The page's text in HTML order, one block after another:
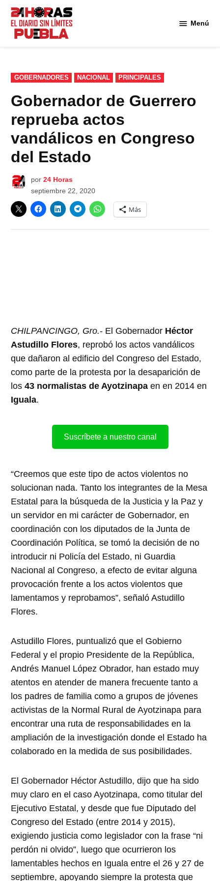
Saltar
contenido
Menú
PUBLICADO
EN
GOBERNADORES NACIONAL PRINCIPALES
Gobernador de Guerrero
reprueba actos
vandálicos en Congreso
del Estado
por 24 Horas
septiembre 22, 2020
Más
CHILPANCINGO, Gro.- El Gobernador Héctor
Astudillo Flores, reprobó los actos vandálicos
que dañaron al edificio del Congreso del Estado,
como parte de la protesta por la desaparición de
los43 normalistas de Ayotzinapa en en 2014 en
Iguala.
Suscríbete a nuestro canal
“Creemos que este tipo de actos violentos no
solucionan nada. Tanto los integrantes de la Mesa
Estatal para la búsqueda de la Justicia y la Paz y
un servidor en mi carácter de Gobernador, en
coordinación con los diputados de la Junta de
Coordinación Política, se tomó la decisión de no
introducir ni Policía del Estado, ni Guardia
Nacional al Congreso, a efecto de evitar alguna
provocación frente a los actos violentos que
lamentamos y reprobamos”, señaló Astudillo
Flores.
Astudillo Flores, puntualizó que el Gobierno
Federal y el propio Presidente de la República,
Andrés Manuel López Obrador, han estado muy
atentos en atender de manera frecuente tanto a
los padres de familia como a grupos de jóvenes
activistas de la Normal Rural de Ayotzinapa para
encontrar una ruta de responsabilidades en la
ampliación de la investigación donde el Estado ha
colaborado en la medida de sus posibilidades.
El Gobernador Héctor Astudillo, dijo que ha sido
muy claro en el caso Ayotzinapa, como titular del
Ejecutivo Estatal, y desde que fue Diputado del
Congreso del Estado (entre 2014 y 2015),
exigiendo justicia como legislador con la frase “ni
perdón ni olvido”, luego que ocurrieron los
lamentables hechos en Iguala entre el 26 y 27 de
septiembre, apoyando siempre la protesta que